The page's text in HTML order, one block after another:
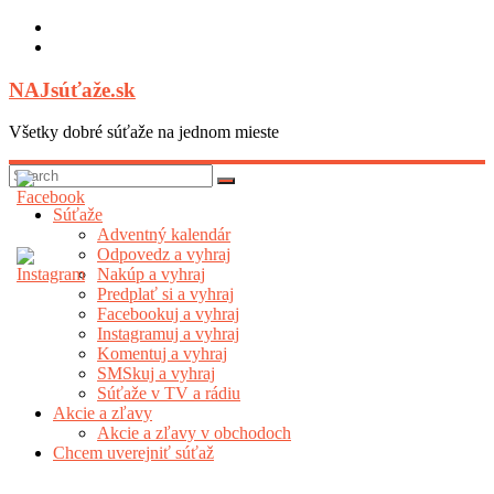
Skip
NAJsúťaže.sk
Všetky dobré súťaže na jednom mieste
Súťaže
Adventný kalendár
Odpovedz a vyhraj
Nakúp a vyhraj
Predplať si a vyhraj
Facebookuj a vyhraj
Instagramuj a vyhraj
Komentuj a vyhraj
SMSkuj a vyhraj
Súťaže v TV a rádiu
Akcie a zľavy
Akcie a zľavy v obchodoch
Chcem uverejniť súťaž